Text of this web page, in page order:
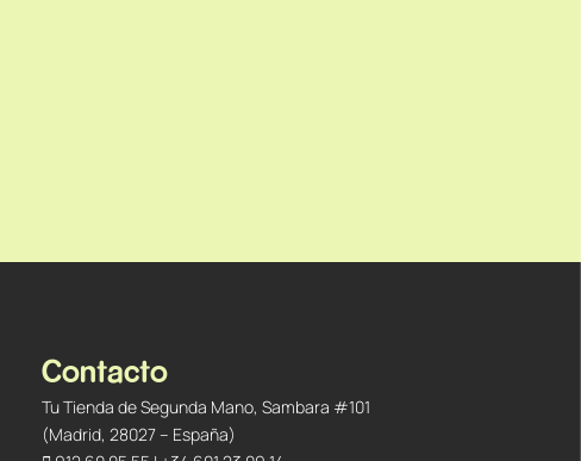
Contacto
Tu Tienda de Segunda Mano, Sambara #101
(Madrid, 28027 – España)